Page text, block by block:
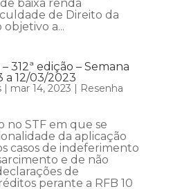
baixa renda
de Direito da
a...
312ª edição – Semana
a 12/03/2023
| mar 14, 2023 | Resenha
no STF em que se
da aplicação
casos de indeferimento
e de não
de
perante a RFB 10